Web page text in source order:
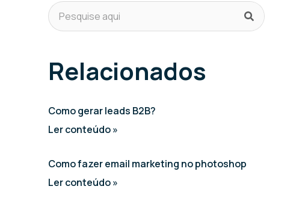
Relacionados
Como gerar leads B2B?
Ler conteúdo »
Como fazer email marketing no photoshop
Ler conteúdo »